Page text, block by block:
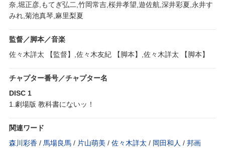
奈,堀正彦,もてぎ弘二,竹岡常吉,桜井孝望,遊佐航,深井彩夏,永井す
みれ,菊池真琴,麻里梨夏
監督／脚本／音楽
佐々木詳太 【監督】,佐々木友紀 【脚本】,佐々木詳太 【脚本】
チャプター番号／チャプター名
DISC 1
1.劇場版 教科書にないッ！
関連ワード
森川彩香 / 馬場良馬 / 片山萌美 / 佐々木詳太 / 岡田和人 / 邦画